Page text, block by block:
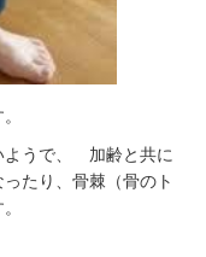
ようで、 加齢と共に
たり、骨棘（骨のト